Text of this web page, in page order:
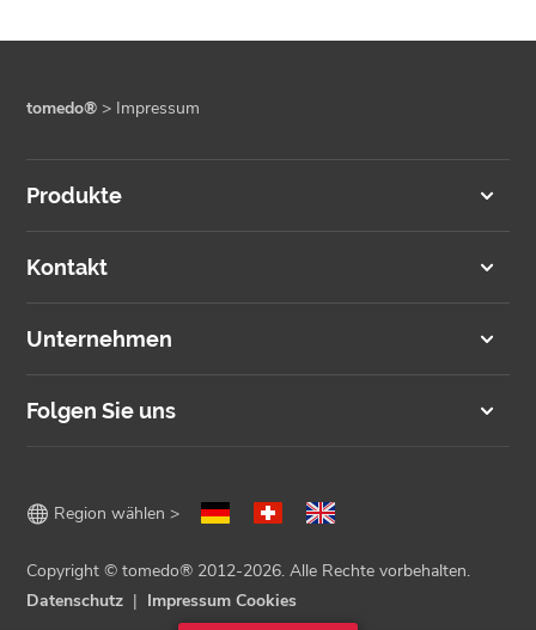
tomedo® > Impressum
Produkte
Kontakt
Unternehmen
Folgen Sie uns
 Region wählen >
Copyright © tomedo® 2012-2026. Alle Rechte vorbehalten.
Datenschutz
Impressum Cookies